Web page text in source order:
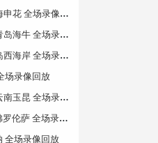
0
8月02日 中超第21轮 辽宁铁人vs上海申花 全场录像回放
0
8月02日 中超第21轮 青岛西海岸vs青岛海牛 全场录像回放
0
7月25日 中超第20轮 辽宁铁人vs青岛西海岸 全场录像回放
场录像回放
0
8月01日 中超第21轮 天津津门虎vs云南玉昆 全场录像回放
0
8月02日 足球友谊赛 皇家马德里vs佛罗伦萨 全场录像回放
全场录像回放